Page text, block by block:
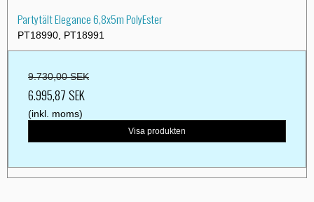
Partytält Elegance 6,8x5m PolyEster
PT18990, PT18991
9.730,00 SEK
6.995,87 SEK
(inkl. moms)
Visa produkten